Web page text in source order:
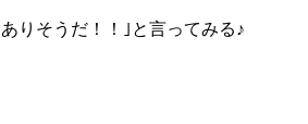
りそうだ！！｣と言ってみる♪